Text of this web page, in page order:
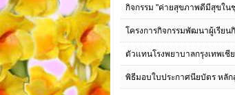
กิจกรรม "ค่ายสุขภาพดีมีสุขใน
โครงการกิจกรรมพัฒนาผู้เรีย
ตัวแทนโรงพยาบาลกรุงเทพเ
พิธีมอบใบประกาศนียบัตร หลัก